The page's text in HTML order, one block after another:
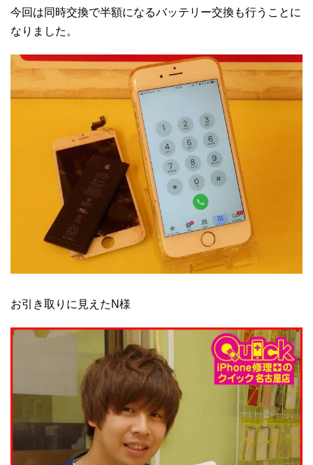
今回は同時交換で半額になるバッテリー交換も行うことに
なりました。
お引き取りに見えたN様